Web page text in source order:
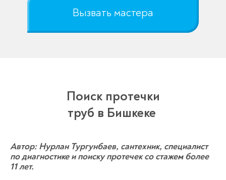
Вызвать мастера
Поиск протечки
труб в Бишкеке
Автор: Нурлан Тургунбаев, сантехник, специалист
по диагностике и поиску протечек со стажем более
11 лет.